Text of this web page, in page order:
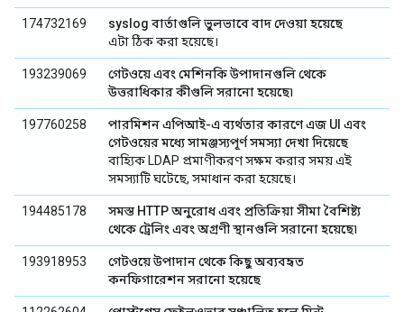
174732169
syslog বার্তাগুলি ভুলভাবে বাদ দেওয়া হয়েছে
এটা ঠিক করা হয়েছে।
193239069
গেটওয়ে এবং মেশিনকি উপাদানগুলি থেকে
উত্তরাধিকার কীগুলি সরানো হয়েছে৷
197760258
পারমিশন এপিআই-এ ব্যর্থতার কারণে এজ UI এবং
গেটওয়ের মধ্যে সামঞ্জস্যপূর্ণ সমস্যা দেখা দিয়েছে
বাহ্যিক LDAP প্রমাণীকরণ সক্ষম করার সময় এই
সমস্যাটি ঘটেছে, সমাধান করা হয়েছে।
194485178
সমস্ত HTTP অনুরোধ এবং প্রতিক্রিয়া সীমা বৈশিষ্ট্য
থেকে ট্রেলিং এবং অগ্রণী স্থানগুলি সরানো হয়েছে৷
193918953
গেটওয়ে উপাদান থেকে কিছু অব্যবহৃত
কনফিগারেশন সরানো হয়েছে